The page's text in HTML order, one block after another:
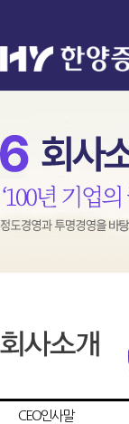
CEO인사말